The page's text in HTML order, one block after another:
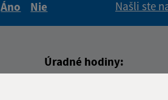
Áno
Nie
Našli ste
Úradné hodiny: